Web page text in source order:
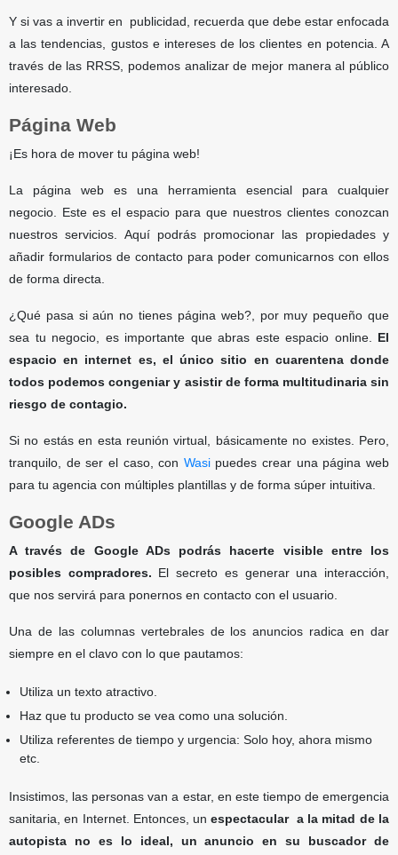
Y si vas a invertir en publicidad, recuerda que debe estar enfocada
a las tendencias, gustos e intereses de los clientes en potencia. A
través de las RRSS, podemos analizar de mejor manera al público
interesado.
Página Web
¡Es hora de mover tu página web!
La página web es una herramienta esencial para cualquier
negocio. Este es el espacio para que nuestros clientes conozcan
nuestros servicios. Aquí podrás promocionar las propiedades y
añadir formularios de contacto para poder comunicarnos con ellos
de forma directa.
¿Qué pasa si aún no tienes página web?, por muy pequeño que
sea tu negocio, es importante que abras este espacio online. El
espacio en internet es, el único sitio en cuarentena donde
todos podemos congeniar y asistir de forma multitudinaria sin
riesgo de contagio.
Si no estás en esta reunión virtual, básicamente no existes. Pero,
tranquilo, de ser el caso, con Wasi puedes crear una página web
para tu agencia con múltiples plantillas y de forma súper intuitiva.
Google ADs
A través de Google ADs podrás hacerte visible entre los
posibles compradores. El secreto es generar una interacción,
que nos servirá para ponernos en contacto con el usuario.
Una de las columnas vertebrales de los anuncios radica en dar
siempre en el clavo con lo que pautamos:
Utiliza un texto atractivo.
Haz que tu producto se vea como una solución.
Utiliza referentes de tiempo y urgencia: Solo hoy, ahora mismo
etc.
Insistimos, las personas van a estar, en este tiempo de emergencia
sanitaria, en Internet. Entonces, unespectacular a la mitad de la
autopista no es lo ideal, un anuncio en su buscador de